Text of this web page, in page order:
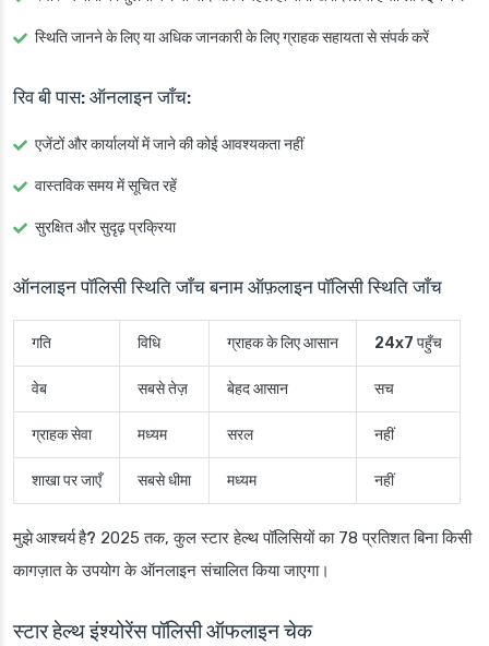
स्थिति जानने के लिए या अधिक जानकारी के लिए ग्राहक सहायता से संपर्क करें
रिव बी पास: ऑनलाइन जाँच:
एजेंटों और कार्यालयों में जाने की कोई आवश्यकता नहीं
वास्तविक समय में सूचित रहें
सुरक्षित और सुदृढ़ प्रक्रिया
ऑनलाइन पॉलिसी स्थिति जाँच बनाम ऑफ़लाइन पॉलिसी स्थिति जाँच
गति विधि ग्राहक के लिए आसान 24x7 पहुँच
वेब सबसे तेज़ बेहद आसान सच
ग्राहक सेवा मध्यम सरल नहीं
शाखा पर जाएँ सबसे धीमा मध्यम नहीं
मुझे आश्चर्य है? 2025 तक, कुल स्टार हेल्थ पॉलिसियों का 78 प्रतिशत बिना किसी
कागज़ात के उपयोग के ऑनलाइन संचालित किया जाएगा।
स्टार हेल्थ इंश्योरेंस पॉलिसी ऑफलाइन चेक